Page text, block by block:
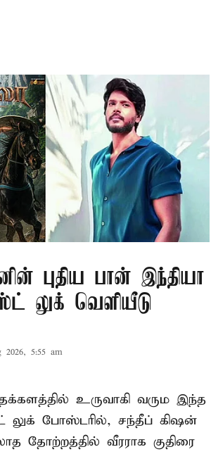
புதிய பான் இந்தியா
லுக் வெளியீடு
2026, 5:55 am
உருவாகி வரும இந்த
லுக் போஸ்டரில், சந்தீப் கிஷன்
தோற்றத்தில் வீரராக குதிரை